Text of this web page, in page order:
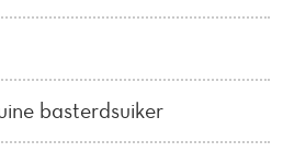
basterdsuiker